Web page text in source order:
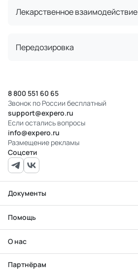
Лекарственное взаимодействие
Передозировка
8 800 551 60 65
Звонок по России бесплатный
support@expero.ru
Если остались вопросы
info@expero.ru
Размещение рекламы
Соцсети
Документы
Помощь
О нас
Партнёрам